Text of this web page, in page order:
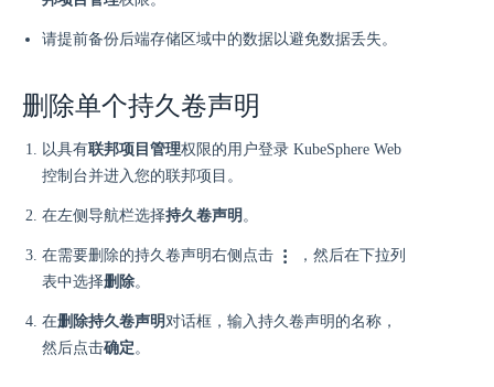
请提前备份后端存储区域中的数据以避免数据丢失。
删除单个持久卷声明
以具有联邦项目管理权限的用户登录 KubeSphere Web
控制台并进入您的联邦项目。
在左侧导航栏选择持久卷声明 。
在需要删除的持久卷声明右侧点击
，然后在下拉列
表中选择删除。
在删除持久卷声明对话框，输入持久卷声明的名称，
然后点击确定。